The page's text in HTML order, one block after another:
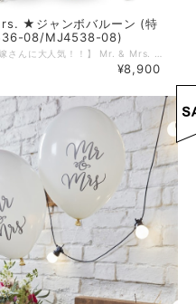
★ジャンボバルーン (特
08/MJ4538-08)
¥8,900